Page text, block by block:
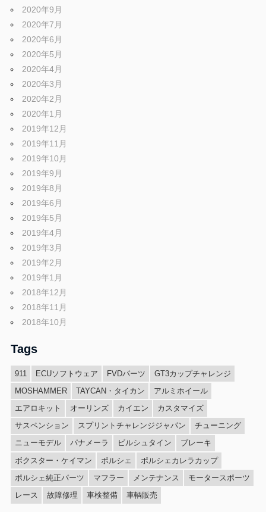
2020年9月
2020年7月
2020年6月
2020年5月
2020年4月
2020年3月
2020年2月
2020年1月
2019年12月
2019年11月
2019年10月
2019年9月
2019年8月
2019年6月
2019年5月
2019年4月
2019年3月
2019年2月
2019年1月
2018年12月
2018年11月
2018年10月
Tags
911 ECUソフトウェア FVDパーツ
GT3カップチャレンジ
MOSHAMMER
TAYCAN・タイカン
アルミホイール
エアロキット
オーリンズ カイエン
カスタマイズ
サスペンション
スプリントチャレンジジャパン
チューニング
ニューモデル
パナメーラ ビルシュタイン
ブレーキ
ボクスター・ケイマン
ポルシェ
ポルシェカレラカップ
ポルシェ純正パーツ
マフラー メンテナンス
モータースポーツ
レース
故障修理 車検整備 車輌販売